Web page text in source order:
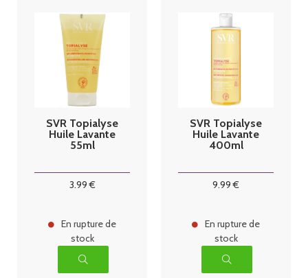
SVR Topialyse
Huile Lavante
55ml
3.99€
En rupture de
stock
SVR Topialyse
Huile Lavante
400ml
9.99 €
En rupture de
stock